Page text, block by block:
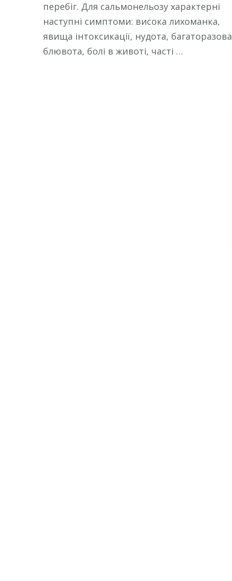
перебіг. Для сальмонельозу характерні
наступні симптоми: висока лихоманка,
явища інтоксикації, нудота, багаторазова
блювота, болі в животі, часті …